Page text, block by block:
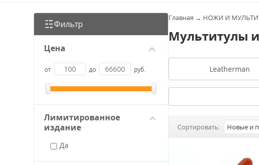
Фильтр
Цена
от до руб.
Лимитированное
издание
Да
Главная → НОЖИ И
Мультитулы
Leatherman
Сортировать: Новые и